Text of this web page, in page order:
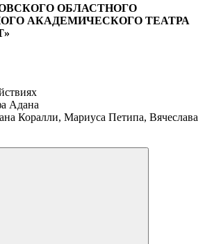
ОБЛАСТНОГО
АКАДЕМИЧЕСКОГО ТЕАТРА
Адана
Коралли, Мариуса Петипа, Вячеслава